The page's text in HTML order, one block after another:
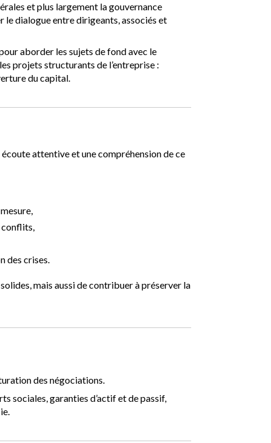
et plus largement la gouvernance
dialogue entre dirigeants, associés et
aborder les sujets de fond avec le
projets structurants de l’entreprise :
du capital.
attentive et une compréhension de ce
conflits,
des crises.
mais aussi de contribuer à préserver la
des négociations.
sociales, garanties d’actif et de passif,